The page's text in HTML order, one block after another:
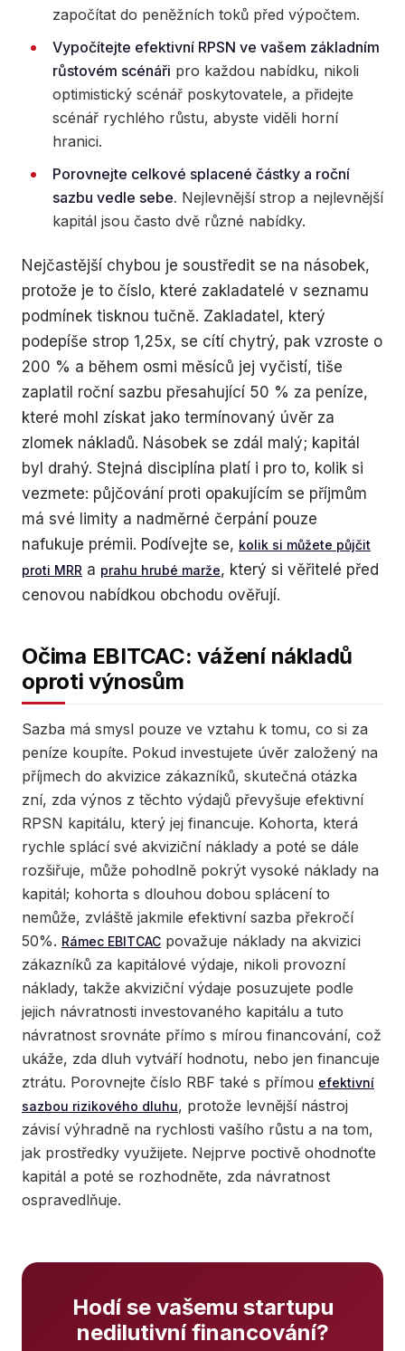
započítat do peněžních toků před výpočtem.
Vypočítejte efektivní RPSN ve vašem základním
růstovém scénáři pro každou nabídku, nikoli
optimistický scénář poskytovatele, a přidejte
scénář rychlého růstu, abyste viděli horní
hranici.
Porovnejte celkové splacené částky a roční
sazbu vedle sebe. Nejlevnější strop a nejlevnější
kapitál jsou často dvě různé nabídky.
Nejčastější chybou je soustředit se na násobek,
protože je to číslo, které zakladatelé v seznamu
podmínek tisknou tučně. Zakladatel, který
podepíše strop 1,25x, se cítí chytrý, pak vzroste o
200 % a během osmi měsíců jej vyčistí, tiše
zaplatil roční sazbu přesahující 50 % za peníze,
které mohl získat jako termínovaný úvěr za
zlomek nákladů. Násobek se zdál malý; kapitál
byl drahý. Stejná disciplína platí i pro to, kolik si
vezmete: půjčování proti opakujícím se příjmům
má své limity a nadměrné čerpání pouze
nafukuje prémii. Podívejte se, kolik si můžete půjčit
proti MRR a prahu hrubé marže, který si věřitelé před
cenovou nabídkou obchodu ověřují.
Očima EBITCAC: vážení nákladů
oproti výnosům
Sazba má smysl pouze ve vztahu k tomu, co si za
peníze koupíte. Pokud investujete úvěr založený na
příjmech do akvizice zákazníků, skutečná otázka
zní, zda výnos z těchto výdajů převyšuje efektivní
RPSN kapitálu, který jej financuje. Kohorta, která
rychle splácí své akviziční náklady a poté se dále
rozšiřuje, může pohodlně pokrýt vysoké náklady na
kapitál; kohorta s dlouhou dobou splácení to
nemůže, zvláště jakmile efektivní sazba překročí
50%. Rámec EBITCAC považuje náklady na akvizici
zákazníků za kapitálové výdaje, nikoli provozní
náklady, takže akviziční výdaje posuzujete podle
jejich návratnosti investovaného kapitálu a tuto
návratnost srovnáte přímo s mírou financování, což
ukáže, zda dluh vytváří hodnotu, nebo jen financuje
ztrátu. Porovnejte číslo RBF také s přímou efektivní
sazbou rizikového dluhu, protože levnější nástroj
závisí výhradně na rychlosti vašího růstu a na tom,
jak prostředky využijete. Nejprve poctivě ohodnoťte
kapitál a poté se rozhodněte, zda návratnost
ospravedlňuje.
Hodí se vašemu startupu
nedilutivní financování?